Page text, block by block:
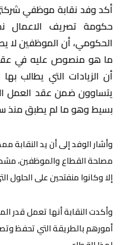
أكد وفد نقابة موظفي
حكومة تصريف الاعمال
الحكومي، أن الموظفين لا
ما هو منصوص عليه في
أن الزيادات التي يطالب
يتساوون ضمن عقد العمل
بسيط وهو ما لم يطبق منذ سنة
وأشار الوفد إلى أن يد النقابة
مصلحة القطاع والموظفين،
إلا وكانوا منفتحين على الحلول
وأكدت النقابة أنها تعمل قدر
أمورهم بالطريقة التي تحفظ